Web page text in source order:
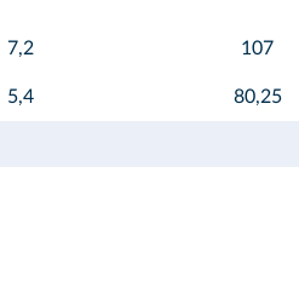
7,2 107
5,4 80,25